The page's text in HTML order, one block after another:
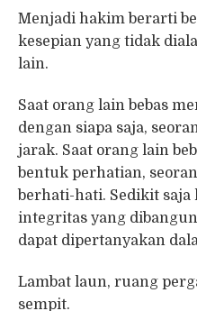
Menjadi hakim berarti
kesepian yang tidak
lain.
Saat orang lain bebas
dengan siapa saja,
jarak. Saat orang lain
bentuk perhatian,
berhati-hati. Sedikit saja
integritas yang
dapat dipertanyakan
Lambat laun, ruang
sempit.